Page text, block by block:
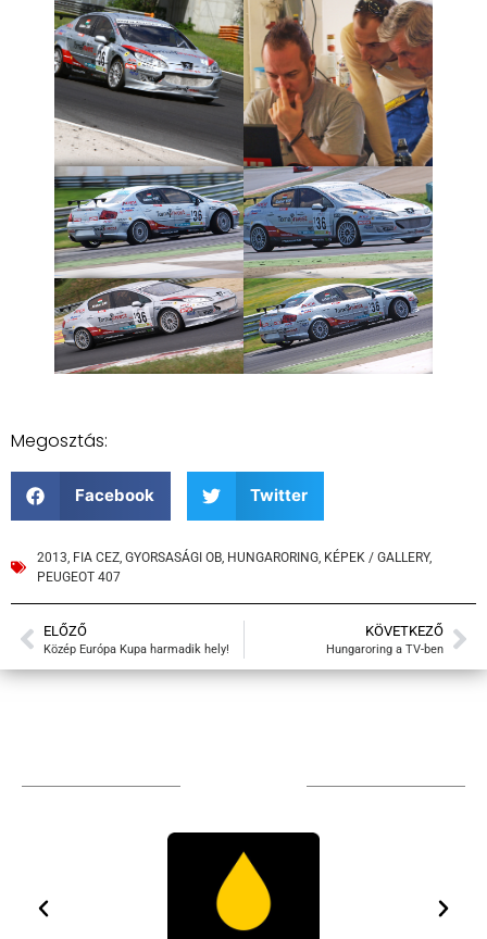
Megosztás:
Facebook Twitter
2013 FIA CEZ GYORSASÁGI OB HUNGARORING KÉPEK / GALLERY,
PEUGEOT 407
ELŐZŐ
Közép Európa Kupa harmadik hely!
KÖVETKEZŐ
Hungaroring a TV-ben